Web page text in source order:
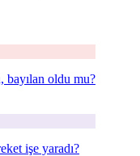
bayılan oldu mu?
işe yaradı?